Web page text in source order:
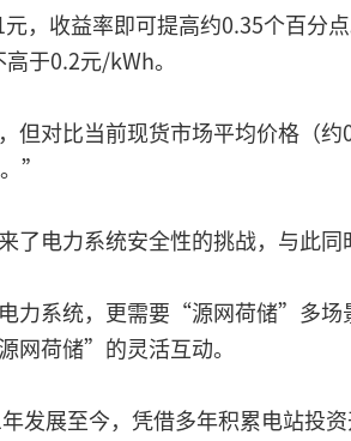
，收益率即可提高约0.35个百分
于0.2元/kWh。
但对比当前现货市场平均价格（
”
了电力系统安全性的挑战，与此
力系统，更需要“源网荷储”多场
网荷储”的灵活互动。
发展至今，凭借多年积累电站投